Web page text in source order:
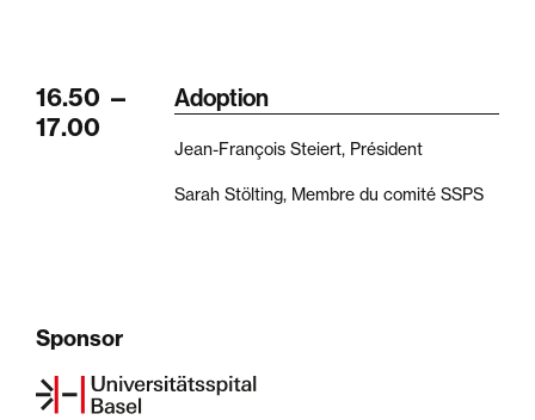
16.50 —
17.00
Adoption
Jean-François Steiert, Président
Sarah Stölting, Membre du comité SSPS
Sponsor